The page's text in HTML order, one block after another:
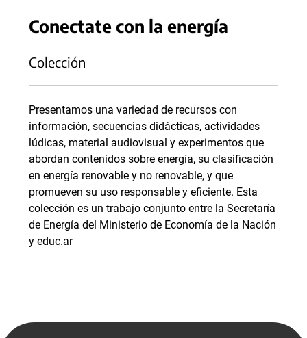
Conectate con la energía
Colección
Presentamos una variedad de recursos con
información, secuencias didácticas, actividades
lúdicas, material audiovisual y experimentos que
abordan contenidos sobre energía, su clasificación
en energía renovable y no renovable, y que
promueven su uso responsable y eficiente. Esta
colección es un trabajo conjunto entre la Secretaría
de Energía del Ministerio de Economía de la Nación
y educ.ar